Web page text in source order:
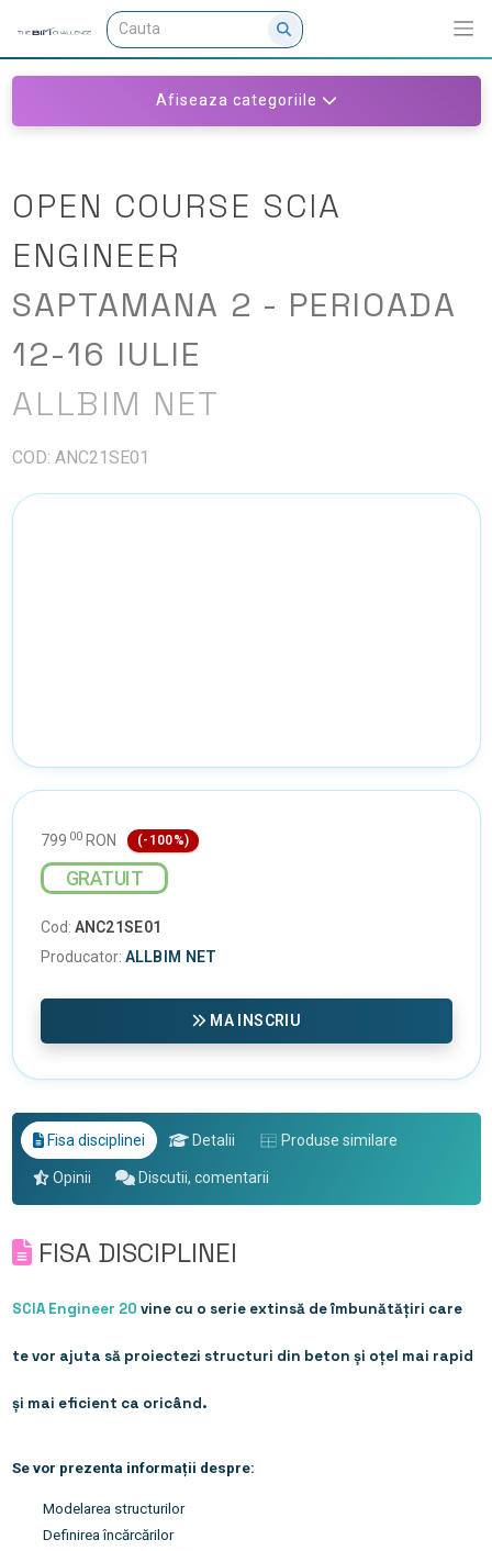
Afiseaza categoriile
OPEN COURSE SCIA
ENGINEER
SAPTAMANA 2 - PERIOADA
12-16 IULIE
ALLBIM NET
COD: ANC21SE01
799 00 RON (-100%)
GRATUIT
Cod: ANC21SE01
Producator: ALLBIM NET
MA INSCRIU
Fisa disciplinei Detalii Produse similare
Opinii Discutii, comentarii
FISA DISCIPLINEI
SCIA Engineer 20 vine cu o serie extinsă de îmbunătățiri care
te vor ajuta să proiectezi structuri din beton și oțel mai rapid
și mai eficient ca oricând.
Se vor prezenta informații despre:
Modelarea structurilor
Definirea încărcărilor